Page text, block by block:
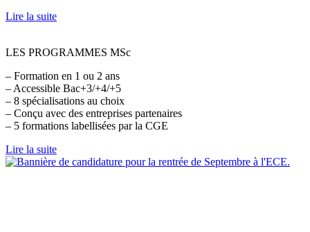
Lire la suite
LES PROGRAMMES MSc
– Formation en 1 ou 2 ans
– Accessible Bac+3/+4/+5
– 8 spécialisations au choix
– Conçu avec des entreprises partenaires
– 5 formations labellisées par la CGE
Lire la suite